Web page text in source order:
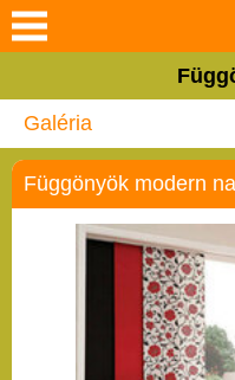
Keresés
Rólunk
Termékeink
Szolgáltatások
Hasznos tanácsok
Galéria
Függönyök modern